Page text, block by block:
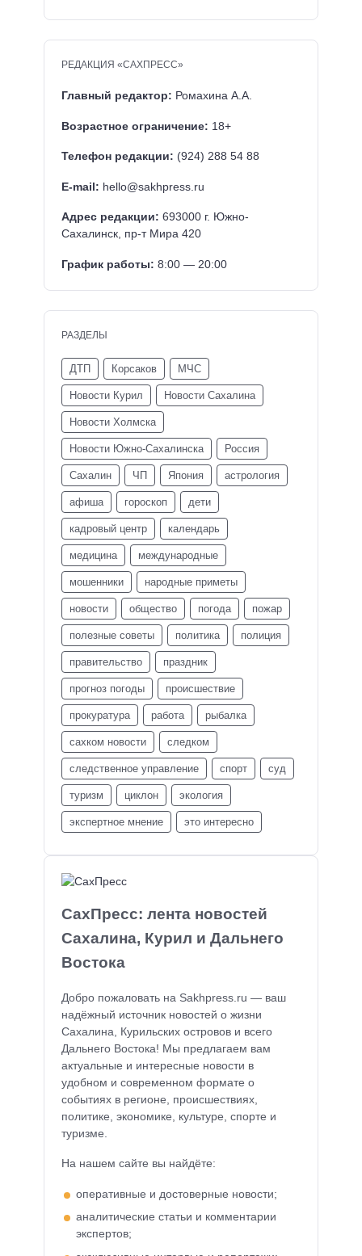
СахПресс: лента новостей
Сахалина, Курил и Дальнего
Востока
Добро пожаловать на Sakhpress.ru — ваш
надёжный источник новостей о жизни
Сахалина, Курильских островов и всего
Дальнего Востока! Мы предлагаем вам
актуальные и интересные новости в
удобном и современном формате о
событиях в регионе, происшествиях,
политике, экономике, культуре, спорте и
туризме.
На нашем сайте вы найдёте:
оперативные и достоверные новости;
аналитические статьи и комментарии
экспертов;
РЕДАКЦИЯ «САХПРЕСС»
Главный редактор: Ромахина А.А.
Возрастное ограничение: 18+
Телефон редакции: (924) 288 54 88
E-mail: hello@sakhpress.ru
Адрес редакции: 693000 г. Южно-
Сахалинск, пр-т Мира 420
График работы: 8:00 — 20:00
РАЗДЕЛЫ
ДТП Корсаков МЧС
Новости Курил Новости Сахалина
Новости Холмска
Новости Южно-Сахалинска Россия
Сахалин ЧП Япония астрология
афиша гороскоп дети
кадровый центр календарь
медицина международные
мошенники народные приметы
новости общество погода пожар
полезные советы политика полиция
правительство праздник
прогноз погоды происшествие
прокуратура работа рыбалка
сахком новости следком
следственное управление спорт суд
туризм циклон экология
экспертное мнение это интересно